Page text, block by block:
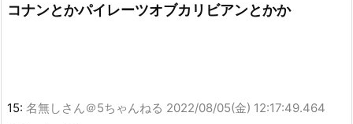
コナンとかパイレーツオブカリビアンとかか
15: 名無しさん＠5ちゃんねる 2022/08/05(金) 12:17:49.464